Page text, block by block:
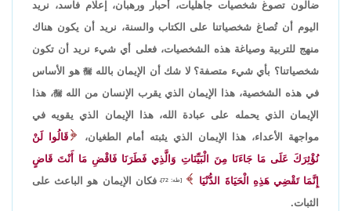
ضالون تصوغ شخصيات جاهليات، أحبار ورهبان، إعلام فاسد، نريد
اليوم أن تُصاغ شخصياتنا على الكتاب والسنة، نريد أن يكون هناك
منهج للتربية وصياغة هذه الشخصيات، فعلى أي شيء نريد أن تكون
شخصياتنا؟ بأي شيء متصفة؟ لا شك أن الإيمان باللههو الأساس
في هذه الشخصية، هذا الإيمان الذي يقرب الإنسان من الله، هذا
الإيمان الذي يحمله على عبادة الله، هذا الإيمان الذي يقويه في
مواجهة الأعداء، هذا الإيمان الذي يثبته أمام الطغيان،
قَالُوا لَنْ
نُؤْثِرَكَ عَلَى مَا جَاءَنَا مِنَ الْبَيِّنَاتِ وَالَّذِي فَطَرَنَا فَاقْضِ مَا أَنْتَ قَاضٍ
إِنَّمَا تَقْضِي هَذِهِ الْحَيَاةَ الدُّنْيَا
[طه: 72]،
فكان الإيمان هو الباعث على
الثبات.